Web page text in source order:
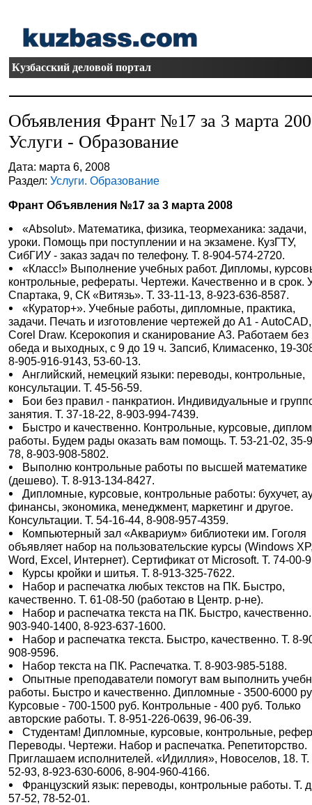
Кузбасский деловой портал
Объявления Франт №17 за 3 марта
Услуги - Образование
Дата: марта 6, 2008
Раздел:Услуги. Образование
Франт Объявления №17 за 3 марта 2008
«Absolut». Математика, физика, теормеханика: задачи,
уроки. Помощь при поступлении и на экзамене. КузГТУ,
СибГИУ - заказ задач по телефону. Т. 8-904-574-2720.
«Класс!» Выполнение учебных работ. Дипломы,
контрольные, рефераты. Чертежи. Качественно и в срок.
Спартака, 9, СК «Витязь». Т. 33-11-13, 8-923-636-8587.
«Куратор+». Учебные работы, дипломные, практика,
задачи. Печать и изготовление чертежей до А1 - AutoCAD,
Corel Draw. Ксерокопия и сканирование А3. Работаем без
обеда и выходных, с 9 до 19 ч. Запсиб, Климасенко, 19-
8-905-916-9143, 53-60-13.
Английский, немецкий языки: переводы, контрольные,
консультации. Т. 45-56-59.
Бои без правил - панкратион. Индивидуальные и
занятия. Т. 37-18-22, 8-903-994-7439.
Быстро и качественно. Контрольные, курсовые,
работы. Будем рады оказать вам помощь. Т. 53-21-02, 35-
78, 8-903-908-5802.
Выполню контрольные работы по высшей математике
(дешево). Т. 8-913-134-8427.
Дипломные, курсовые, контрольные работы: бухучет,
финансы, экономика, менеджмент, маркетинг и другое.
Консультации. Т. 54-16-44, 8-908-957-4359.
Компьютерный зал «Аквариум» библиотеки им. Гоголя
объявляет набор на пользовательские курсы (Windows
Word, Excel, Интернет). Сертификат от Microsoft. Т. 74-00-
Курсы кройки и шитья. Т. 8-913-325-7622.
Набор и распечатка любых текстов на ПК. Быстро,
качественно. Т. 61-08-50 (работаю в Центр. р-не).
Набор и распечатка текста на ПК. Быстро,
903-940-1400, 8-923-637-1600.
Набор и распечатка текста. Быстро, качественно. Т. 8-
908-9596.
Набор текста на ПК. Распечатка. Т. 8-903-985-5188.
Опытные преподаватели помогут вам выполнить
работы. Быстро и качественно. Дипломные - 3500-6000
Курсовые - 700-1500 руб. Контрольные - 400 руб. Только
авторские работы. Т. 8-951-226-0639, 96-06-39.
Студентам! Дипломные, курсовые, контрольные,
Переводы. Чертежи. Набор и распечатка. Репетиторство.
Приглашаем исполнителей. «Идиллия», Новоселов, 18. Т.
52-93, 8-923-630-6006, 8-904-960-4166.
Французский язык: переводы, контрольные работы. Т.
57-52, 78-52-01.